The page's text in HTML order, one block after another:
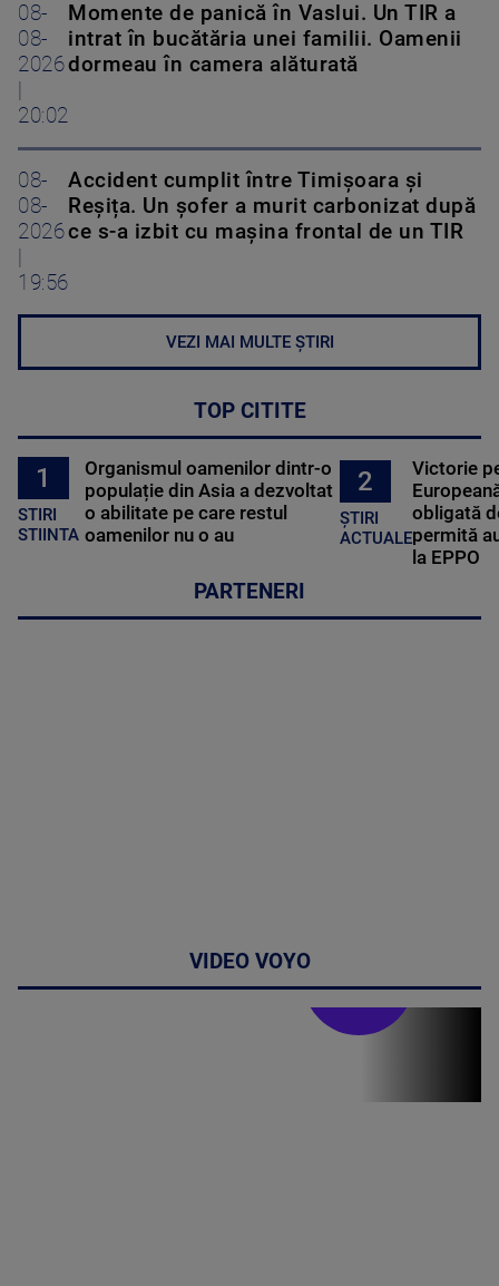
08-
08-
2026
20:02
Momente de panică în Vaslui. Un TIR a
intrat în bucătăria unei familii. Oamenii
dormeau în camera alăturată
08-
08-
2026
19:56
Accident cumplit între Timișoara și
Reșița. Un șofer a murit carbonizat după
ce s-a izbit cu mașina frontal de un TIR
VEZI MAI MULTE ȘTIRI
TOP CITITE
1
STIRI
STIINTA
Organismul oamenilor dintr-o
populație din Asia a dezvoltat
o abilitate pe care restul
oamenilor nu o au
2
ȘTIRI
ACTUALE
Victorie
obligată
permită
la EPPO
PARTENERI
VIDEO VOYO